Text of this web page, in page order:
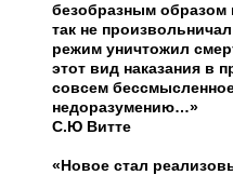
безобразным образом
так не
режим уничтожил
этот вид наказания в
совсем
недоразумению…»
С.Ю Витте
«Новое стал